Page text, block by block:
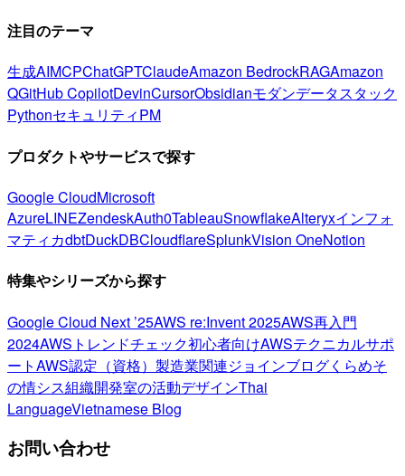
注目のテーマ
生成AIMCPChatGPTClaudeAmazon BedrockRAGAmazon
QGitHub CopilotDevinCursorObsidianモダンデータスタック
PythonセキュリティPM
プロダクトやサービスで探す
Google CloudMicrosoft
AzureLINEZendeskAuth0TableauSnowflakeAlteryxインフォ
マティカdbtDuckDBCloudflareSplunkVision OneNotion
特集やシリーズから探す
Google Cloud Next ’25AWS re:Invent 2025AWS再入門
2024AWSトレンドチェック初心者向けAWSテクニカルサポ
ートAWS認定（資格） 製造業関連ジョインブログくらめそ
の情シス組織開発室の活動デザインThai
LanguageVietnamese Blog
お問い合わせ